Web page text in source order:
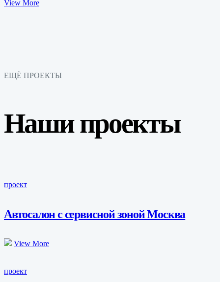
View More
ЕЩЁ ПРОЕКТЫ
Наши проекты
проект
Автосалон с сервисной зоной Москва
View More
проект